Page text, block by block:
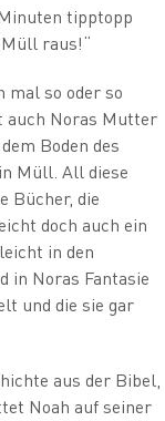
tipptopp
raus!“
mal so oder so
auch Noras Mutter
Boden des
Müll. All diese
Bücher, die
doch auch ein
in den
in Noras Fantasie
und die sie gar
aus der Bibel,
Noah auf seiner